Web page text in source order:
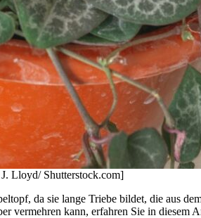
Lloyd/ Shutterstock.com]
da sie lange Triebe bildet, die aus
vermehren kann, erfahren Sie in diesem